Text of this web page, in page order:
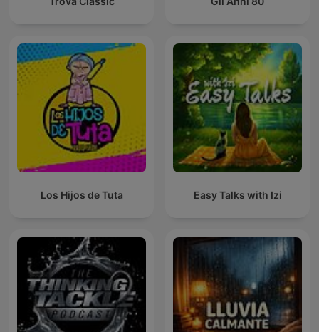
Los Hijos de Tuta Easy Talks with Izi